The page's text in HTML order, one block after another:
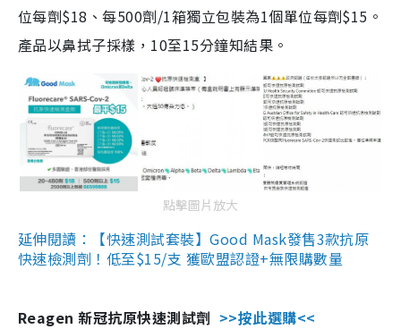
位每劑$18、每500劑/1箱獨立包裝為1個單位每劑$15。
產品以鼻拭子採樣，10至15分鐘知結果。
點擊圖片放大
延伸閱讀：【快速測試套裝】Good Mask發售3款抗原
快速檢測劑！低至$15/支 獲歐盟認證+無限購數量
Reagen 新冠抗原快速測試劑 >>按此選購<<